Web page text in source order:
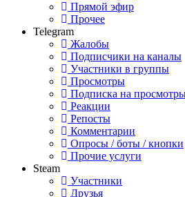
Прямой эфир
Прочее
Telegram
Жалобы
Подписчики на каналы
Участники в группы
Просмотры
Подписка на
Реакции
Репосты
Комментарии
Опросы / боты / кнопки
Прочие услуги
Steam
Участники
Друзья